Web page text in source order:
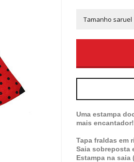
Uma estampa
mais encantador!
Tapa fraldas em
Saia sobreposta
Estampa na saia